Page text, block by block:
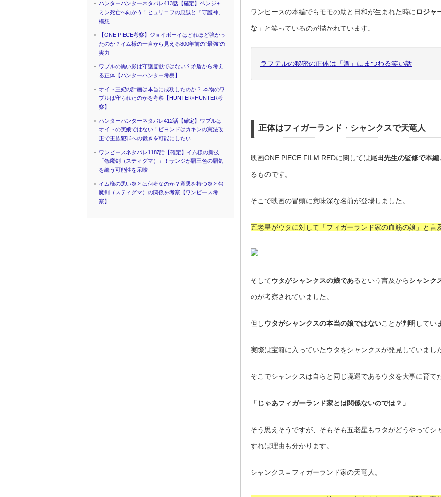
ワンピースの本編でもモモの助と日和が生まれた時に ロジャ
な」 と笑っているのが描かれています。
ラフテルの秘密の正体は「酒」にまつわる笑い話
正体はフィガーランド・シャンクスで天竜人
映画ONE PIECE FILM REDに関しては尾田先生の監修で本
るものです。
そこで映画の冒頭に意味深な名前が登場しました。
五老星がウタに対して「フィガーランド家の血筋の娘」と言
そしてウタがシャンクスの娘であるという言及からシャンク
のが考察されていました。
但しウタがシャンクスの本当の娘ではないことが判明してい
実際は宝箱に入っていたウタをシャンクスが発見していました
そこでシャンクスは自らと同じ境遇であるウタを大事に育て
「じゃあフィガーランド家とは関係ないのでは？」
そう思えそうですが、そもそも五老星もウタがどうやってシ
すれば理由も分かります。
シャンクス＝フィガーランド家の天竜人。
ハンターハンターネタバレ413話【確定】ベンジャ
ミン死亡へ向かう！ヒュリコフの忠誠と『守護神』
構想
【ONE PIECE考察】ジョイボーイはどれほど強かっ
たのか？イム様の一言から見える800年前の”最強”の
実力
ワブルの黒い影は守護霊獣ではない？矛盾から考え
る正体【ハンターハンター考察】
オイト王妃の計画は本当に成功したのか？ 本物のワ
ブルは守られたのかを考察【HUNTER×HUNTER考
察】
ハンターハンターネタバレ412話【確定】ワブルは
オイトの実娘ではない！ビヨンドはカキンの憲法改
正で王族犯罪への裁きを可能にしたい
ワンピースネタバレ1187話【確定】イム様の新技
「怨魔剣（スティグマ）」！サンジが覇王色の覇気
を纏う可能性を示唆
イム様の黒い炎とは何者なのか？意思を持つ炎と怨
魔剣（スティグマ）の関係を考察【ワンピース考
察】